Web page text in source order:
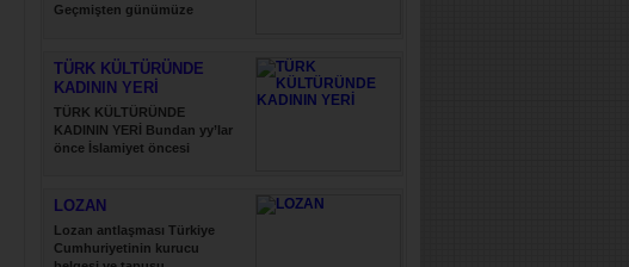
Geçmişten günümüze
TÜRK KÜLTÜRÜNDE
KADININ YERİ
TÜRK KÜLTÜRÜNDE
KADININ YERİ Bundan yy’lar
önce İslamiyet öncesi
LOZAN
Lozan antlaşması Türkiye
Cumhuriyetinin kurucu